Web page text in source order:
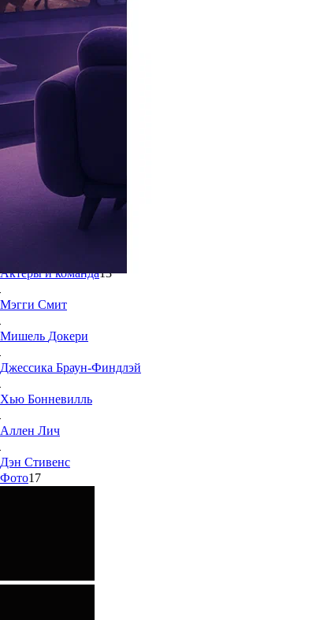
Мелодрамы
Актеры и команда13
Мэгги Смит
Мишель Докери
Джессика Браун-Финдлэй
Хью Бонневилль
Аллен Лич
Дэн Стивенс
Фото17